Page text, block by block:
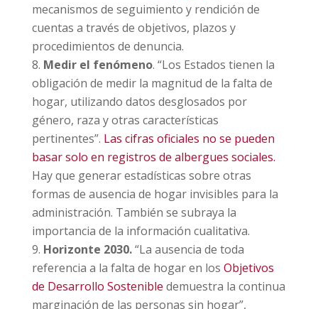
mecanismos de seguimiento y rendición de
cuentas a través de objetivos, plazos y
procedimientos de denuncia.
Medir el fenómeno. “Los Estados tienen la
obligación de medir la magnitud de la falta de
hogar, utilizando datos desglosados por
género, raza y otras características
pertinentes”. Las cifras oficiales no se pueden
basar solo en registros de albergues sociales.
Hay que generar estadísticas sobre otras
formas de ausencia de hogar invisibles para la
administración. También se subraya la
importancia de la información cualitativa.
Horizonte 2030.“La ausencia de toda
referencia a la falta de hogar en los Objetivos
de Desarrollo Sostenible demuestra la continua
marginación de las personas sin hogar”,